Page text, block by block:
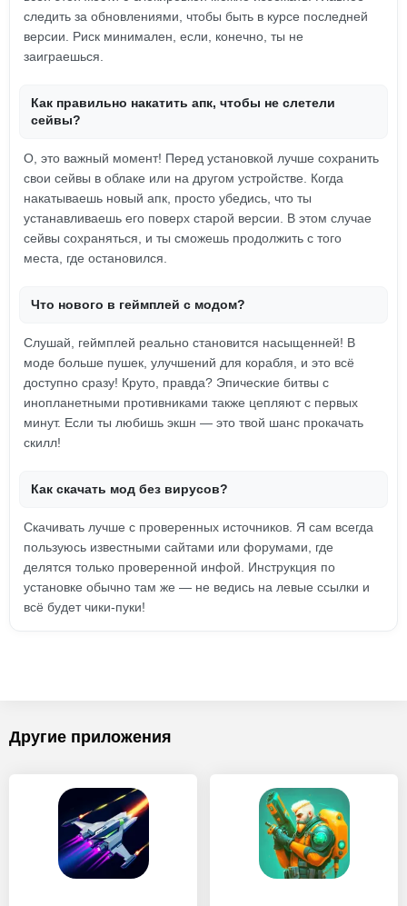
следить за обновлениями, чтобы быть в курсе последней
версии. Риск минимален, если, конечно, ты не
заиграешься.
Как правильно накатить апк, чтобы не слетели
сейвы?
О, это важный момент! Перед установкой лучше сохранить
свои сейвы в облаке или на другом устройстве. Когда
накатываешь новый апк, просто убедись, что ты
устанавливаешь его поверх старой версии. В этом случае
сейвы сохраняться, и ты сможешь продолжить с того
места, где остановился.
Что нового в геймплей с модом?
Слушай, геймплей реально становится насыщенней! В
моде больше пушек, улучшений для корабля, и это всё
доступно сразу! Круто, правда? Эпические битвы с
инопланетными противниками также цепляют с первых
минут. Если ты любишь экшн — это твой шанс прокачать
скилл!
Как скачать мод без вирусов?
Скачивать лучше с проверенных источников. Я сам всегда
пользуюсь известными сайтами или форумами, где
делятся только проверенной инфой. Инструкция по
установке обычно там же — не ведись на левые ссылки и
всё будет чики-пуки!
Другие приложения